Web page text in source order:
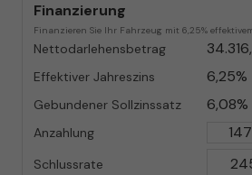
Finanzierung
Finanzieren Sie Ihr Fahrzeug mit 6,25%
Nettodarlehensbetrag
Effektiver Jahreszins 6,25%
Gebundener Sollzinssatz 6,08%
Anzahlung
Schlussrate